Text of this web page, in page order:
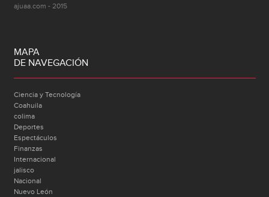
ajuaa.com - 2015
MAPA
DE NAVEGACIÓN
Ciencia y Tecnología
Coahuila
colima
Deportes
Espectáculos
Finanzas
Internacional
jalisco
Nacional
Nuevo León